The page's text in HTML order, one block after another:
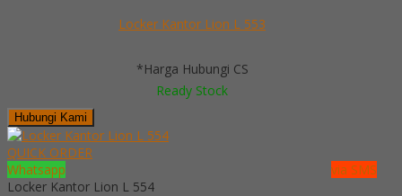
Locker Kantor Lion L 553
*Harga Hubungi CS
Ready Stock
Hubungi Kami
QUICK ORDER
Whatsapp
via SMS
Locker Kantor Lion L 554